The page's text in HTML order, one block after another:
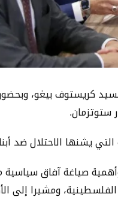
السيد كريستوف بيغو،
ستوتزمان.
يشنها الاحتلال ضد
صياغة آفاق
ومشيرا إلى